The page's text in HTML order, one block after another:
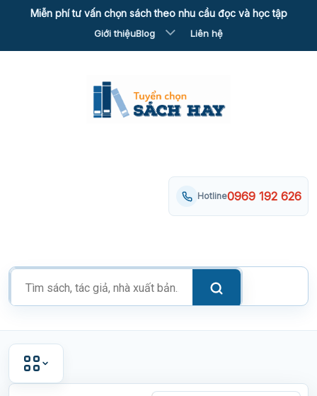
Miễn phí tư vấn chọn sách theo nhu cầu đọc và học tập
Giới thiệuBlog Liên hệ
Tìm
kiếm
phẩm
Hotline0969 192 626